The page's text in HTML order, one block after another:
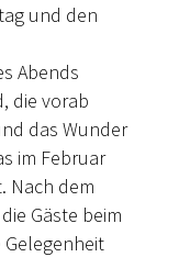
und den
Abends
die vorab
das Wunder
im Februar
Nach dem
Gäste beim